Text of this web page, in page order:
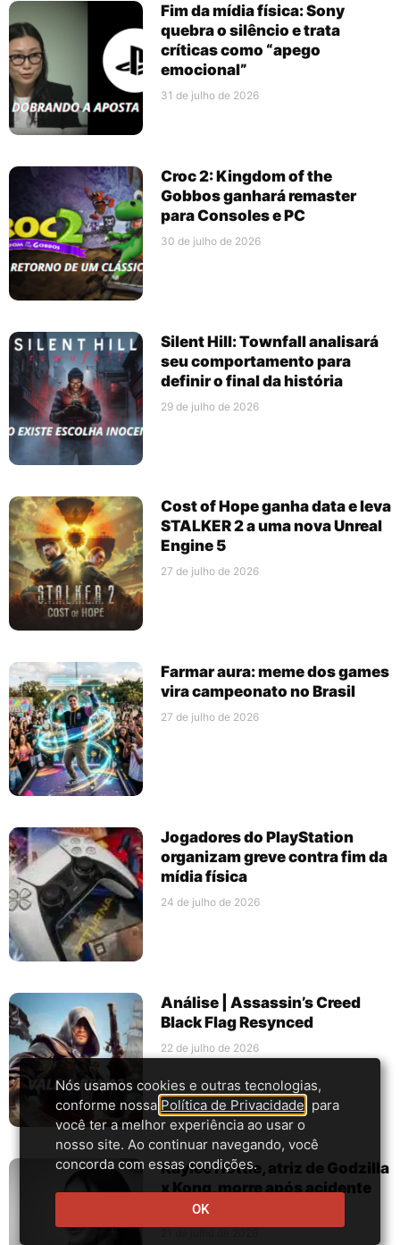
Fim da mídia física: Sony
quebra o silêncio e trata
críticas como “apego
emocional”
31 de julho de 2026
Croc 2: Kingdom of the
Gobbos ganhará remaster
para Consoles e PC
30 de julho de 2026
Silent Hill: Townfall analisará
seu comportamento para
definir o final da história
29 de julho de 2026
Cost of Hope ganha data e leva
STALKER 2 a uma nova Unreal
Engine 5
27 de julho de 2026
Farmar aura: meme dos games
vira campeonato no Brasil
27 de julho de 2026
Jogadores do PlayStation
organizam greve contra fim da
mídia física
24 de julho de 2026
Análise | Assassin’s Creed
Black Flag Resynced
22 de julho de 2026
Kaylee Hottle, atriz de Godzilla
x Kong, morre após acidente
de carro
Nós usamos cookies e outras tecnologias,
conforme nossa Política de Privacidade , para
você ter a melhor experiência ao usar o
nosso site. Ao continuar navegando, você
concorda com essas condições.
OK